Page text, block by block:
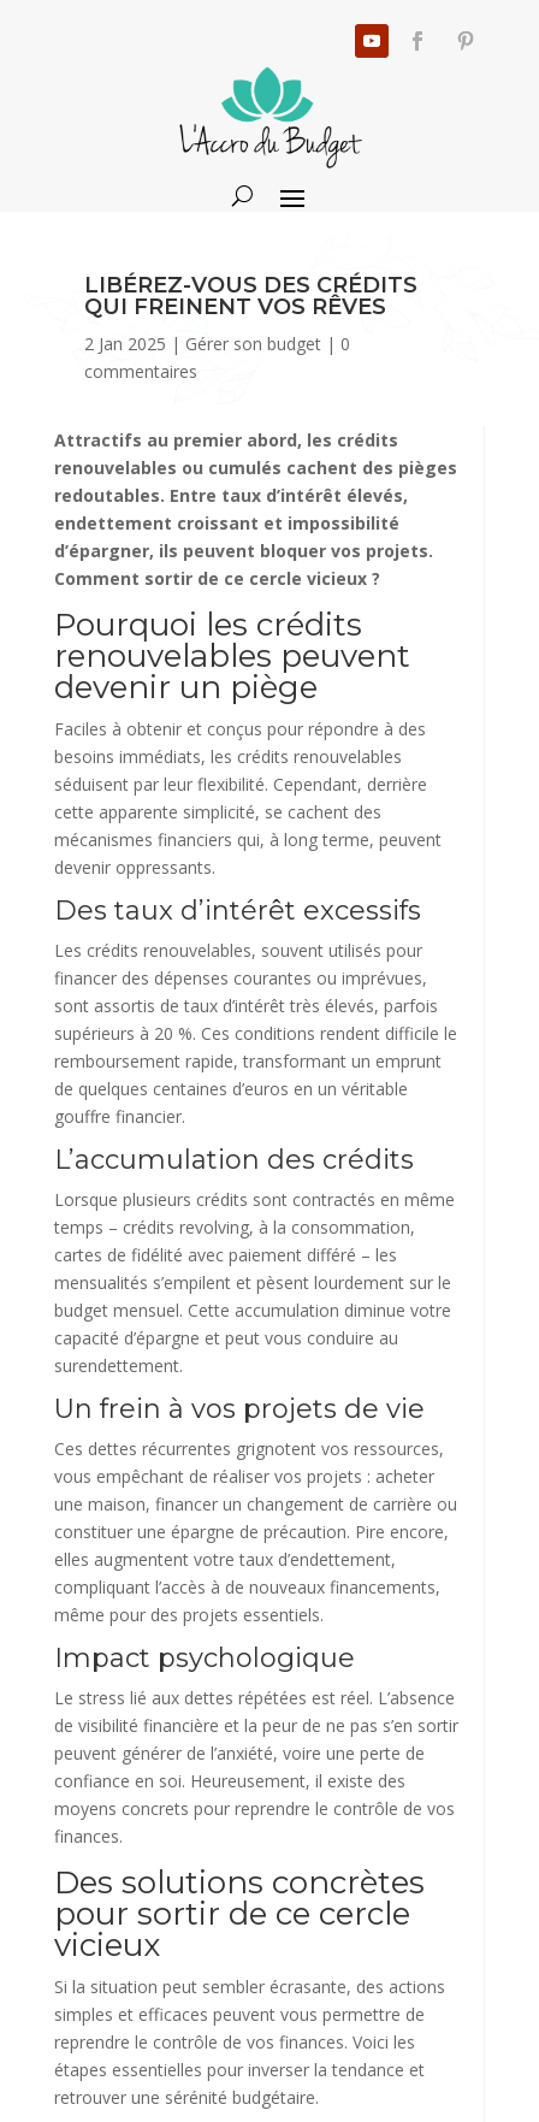
LIBÉREZ-VOUS DES CRÉDITS
QUI FREINENT VOS RÊVES
2 Jan 2025 | Gérer son budget| 0
commentaires
Attractifs au premier abord, les crédits
renouvelables ou cumulés cachent des pièges
redoutables. Entre taux d’intérêt élevés,
endettement croissant et impossibilité
d’épargner, ils peuvent bloquer vos projets.
Comment sortir de ce cercle vicieux ?
Pourquoi les crédits
renouvelables peuvent
devenir un piège
Faciles à obtenir et conçus pour répondre à des
besoins immédiats, les crédits renouvelables
séduisent par leur flexibilité. Cependant, derrière
cette apparente simplicité, se cachent des
mécanismes financiers qui, à long terme, peuvent
devenir oppressants.
Des taux d’intérêt excessifs
Les crédits renouvelables, souvent utilisés pour
financer des dépenses courantes ou imprévues,
sont assortis de taux d’intérêt très élevés, parfois
supérieurs à 20 %. Ces conditions rendent difficile le
remboursement rapide, transformant un emprunt
de quelques centaines d’euros en un véritable
gouffre financier.
L’accumulation des crédits
Lorsque plusieurs crédits sont contractés en même
temps – crédits revolving, à la consommation,
cartes de fidélité avec paiement différé – les
mensualités s’empilent et pèsent lourdement sur le
budget mensuel. Cette accumulation diminue votre
capacité d’épargne et peut vous conduire au
surendettement.
Un frein à vos projets de vie
Ces dettes récurrentes grignotent vos ressources,
vous empêchant de réaliser vos projets : acheter
une maison, financer un changement de carrière ou
constituer une épargne de précaution. Pire encore,
elles augmentent votre taux d’endettement,
compliquant l’accès à de nouveaux financements,
même pour des projets essentiels.
Impact psychologique
Le stress lié aux dettes répétées est réel. L’absence
de visibilité financière et la peur de ne pas s’en sortir
peuvent générer de l’anxiété, voire une perte de
confiance en soi. Heureusement, il existe des
moyens concrets pour reprendre le contrôle de vos
finances.
Des solutions concrètes
pour sortir de ce cercle
vicieux
Si la situation peut sembler écrasante, des actions
simples et efficaces peuvent vous permettre de
reprendre le contrôle de vos finances. Voici les
étapes essentielles pour inverser la tendance et
retrouver une sérénité budgétaire.